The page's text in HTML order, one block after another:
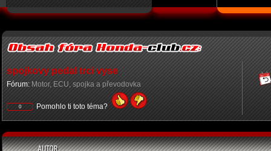
spojkovy pedal trci vyse
Fórum: Motor, ECU, spojka a převodovka
0 Pomohlo ti toto téma?